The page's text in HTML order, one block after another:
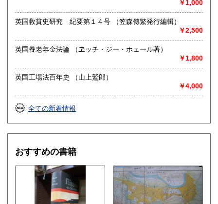
￥1,000
英国救貧史研究 紀要第１４号 （笠森傳繁発行編輯）
￥2,500
英国養老年金法論 （ヱッチ・ジー・ホェール著）
￥1,800
英国工場法百年史 （山上鷲郎）
￥4,000
全ての新着情報
おすすめの書籍